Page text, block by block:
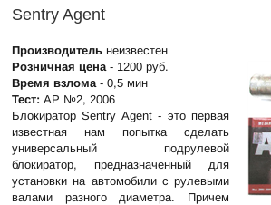
Sentry Agent
Производитель неизвестен
Розничная цена - 1200 руб.
Время взлома - 0,5 мин
Тест: АР №2, 2006
Блокиратор Sentry Agent - это первая
известная нам попытка сделать
универсальный подрулевой
блокиратор, предназначенный для
установки на автомобили с рулевыми
валами разного диаметра. Причем